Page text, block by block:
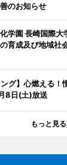
のお知らせ
学園 長崎国際
育成及び地域社
ング】心燃える
8日(土)放送
もっと見る